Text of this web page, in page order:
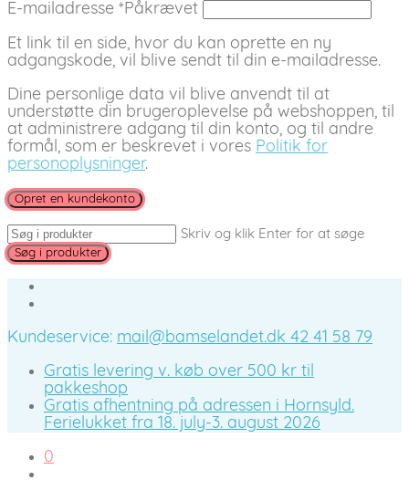
E-mailadresse *Påkrævet
Et link til en side, hvor du kan oprette en ny
adgangskode, vil blive sendt til din e-mailadresse.
Dine personlige data vil blive anvendt til at
understøtte din brugeroplevelse på webshoppen, til
at administrere adgang til din konto, og til andre
formål, som er beskrevet i vores Politik for
personoplysninger.
Opret en kundekonto
Skriv og klik Enter for at søge
Kundeservice: mail@bamselandet.dk 42 41 58 79
Gratis levering v. køb over 500 kr til
pakkeshop
Gratis afhentning på adressen i Hornsyld.
Ferielukket fra 18. july-3. august 2026
0